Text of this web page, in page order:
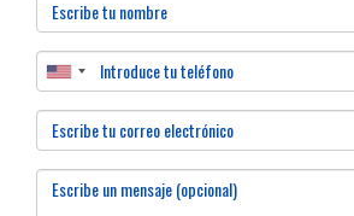
VIRGINIA, EL
BÚSQUEDAS DE
RAÍCES EN MIAMI
Virginia registró la mayor cantidad de